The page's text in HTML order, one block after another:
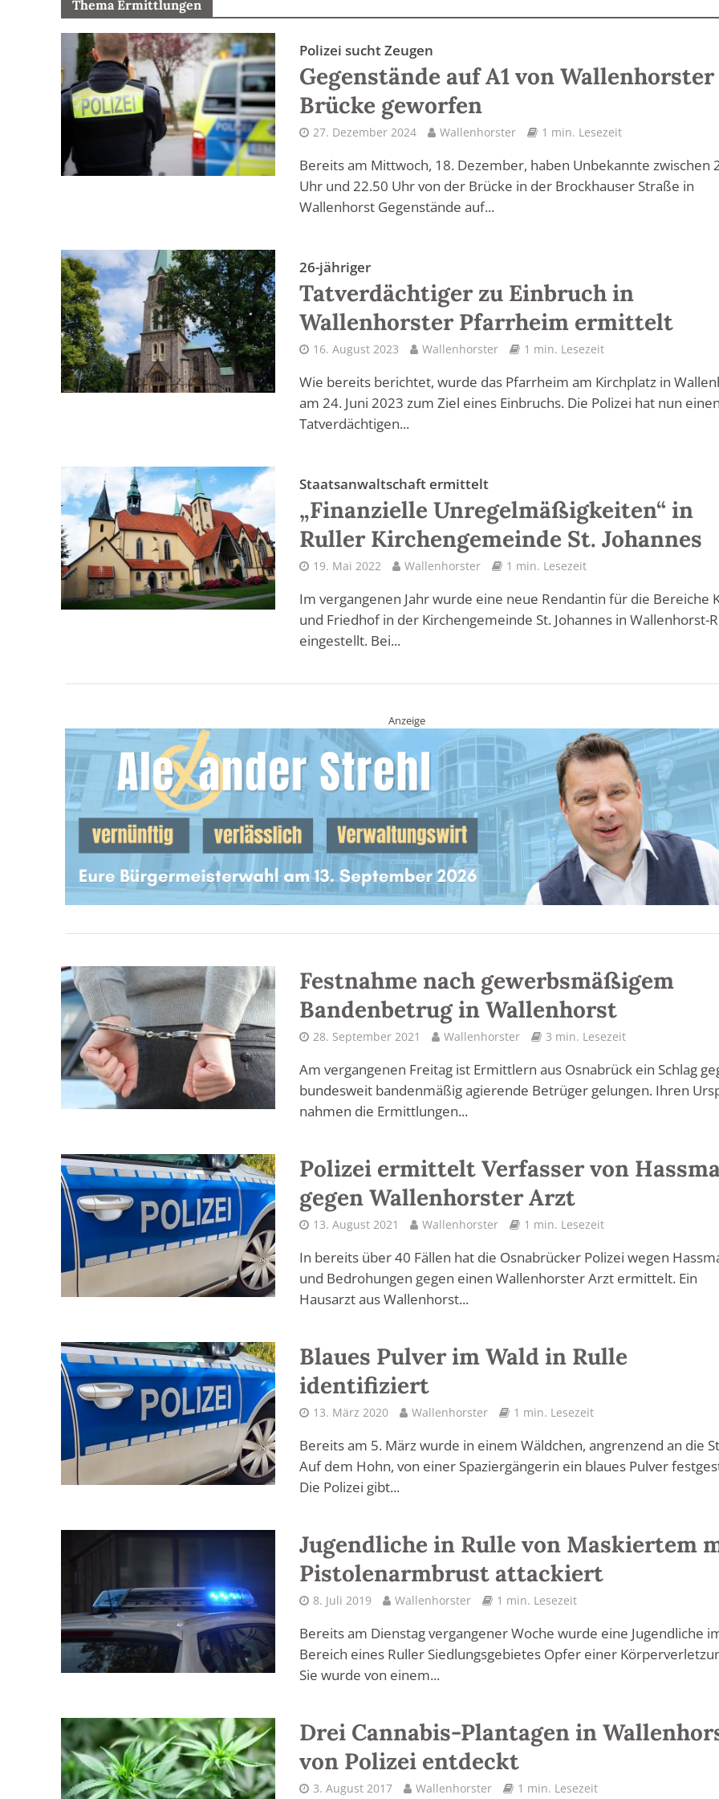
Thema Ermittlungen
Polizei sucht Zeugen
Gegenstände auf A1 von Wallenhorster
Brücke geworfen
27. Dezember 2024 Wallenhorster 1 min. Lesezeit
Bereits am Mittwoch, 18. Dezember, haben Unbekannte zwischen
Uhr und 22.50 Uhr von der Brücke in der Brockhauser Straße in
Wallenhorst Gegenstände auf...
26-jähriger
Tatverdächtiger zu Einbruch in
Wallenhorster Pfarrheim ermittelt
16. August 2023 Wallenhorster 1 min. Lesezeit
Wie bereits berichtet, wurde das Pfarrheim am Kirchplatz in
am 24. Juni 2023 zum Ziel eines Einbruchs. Die Polizei hat nun
Tatverdächtigen...
Staatsanwaltschaft ermittelt
„Finanzielle Unregelmäßigkeiten“ in
Ruller Kirchengemeinde St. Johannes
19. Mai 2022 Wallenhorster 1 min. Lesezeit
Im vergangenen Jahr wurde eine neue Rendantin für die Bereiche
und Friedhof in der Kirchengemeinde St. Johannes in Wallenhorst-
eingestellt. Bei...
Anzeige
Festnahme nach gewerbsmäßigem
Bandenbetrug in Wallenhorst
28. September 2021 Wallenhorster 3 min. Lesezeit
Am vergangenen Freitag ist Ermittlern aus Osnabrück ein Schlag
bundesweit bandenmäßig agierende Betrüger gelungen. Ihren
nahmen die Ermittlungen...
Polizei ermittelt Verfasser von
gegen Wallenhorster Arzt
13. August 2021 Wallenhorster 1 min. Lesezeit
In bereits über 40 Fällen hat die Osnabrücker Polizei wegen
und Bedrohungen gegen einen Wallenhorster Arzt ermittelt. Ein
Hausarzt aus Wallenhorst...
Blaues Pulver im Wald in Rulle
identifiziert
13. März 2020 Wallenhorster 1 min. Lesezeit
Bereits am 5. März wurde in einem Wäldchen, angrenzend an die
Auf dem Hohn, von einer Spaziergängerin ein blaues Pulver
Die Polizei gibt...
Jugendliche in Rulle von Maskiertem
Pistolenarmbrust attackiert
8. Juli 2019 Wallenhorster 1 min. Lesezeit
Bereits am Dienstag vergangener Woche wurde eine Jugendliche
Bereich eines Ruller Siedlungsgebietes Opfer einer
Sie wurde von einem...
Drei Cannabis-Plantagen in
von Polizei entdeckt
3. August 2017 Wallenhorster 1 min. Lesezeit